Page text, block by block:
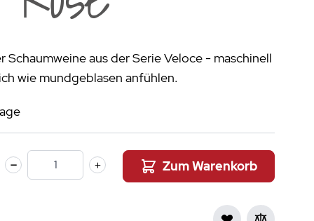
>
Schaumweine aus der Serie Veloce - maschinell
wie mundgeblasen anfühlen.
Menge Zum Warenkorb